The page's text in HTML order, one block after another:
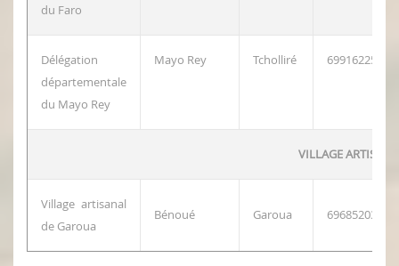
du Faro
Délégation
départementale
du Mayo Rey
Mayo Rey Tcholliré 699162256
VILLAGE
Village artisanal
de Garoua
Bénoué Garoua 696852039